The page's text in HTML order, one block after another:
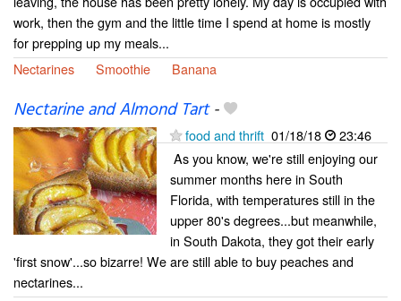
work, then the gym and the little time I spend at home is mostly
for prepping up my meals...
Nectarines
Smoothie Banana
Nectarine and Almond Tart-
food and thrift 01/18/18
23:46
As you know, we're still enjoying our
summer months here in South
Florida, with temperatures still in the
upper 80's degrees...but meanwhile,
in South Dakota, they got their early
'first snow'...so bizarre! We are still able to buy peaches and
nectarines...